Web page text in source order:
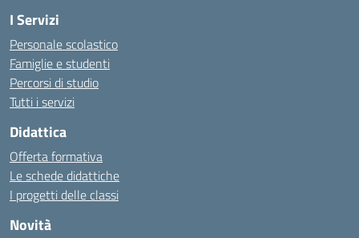
I Servizi
Personale scolastico
Famiglie e studenti
Percorsi di studio
Tutti i servizi
Didattica
Offerta formativa
Le schede didattiche
I progetti delle classi
Novità